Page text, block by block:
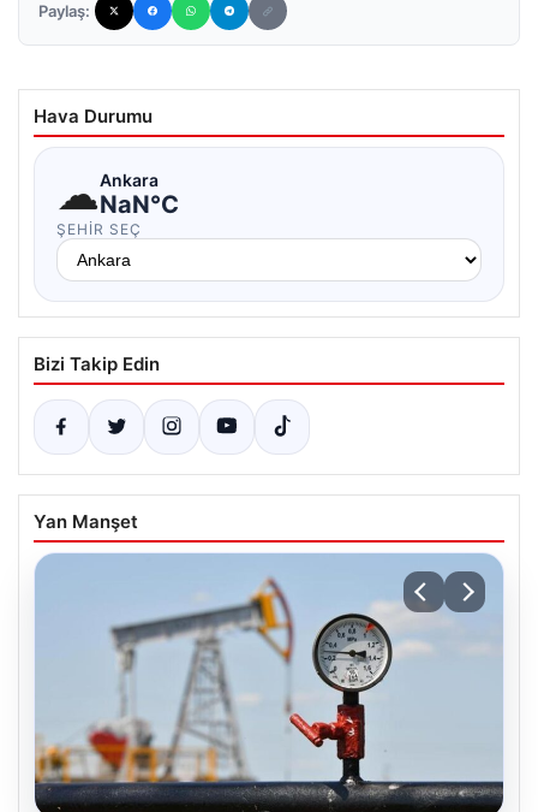
Paylaş:
Hava Durumu
☁Ankara
NaN°C
ŞEHIR SEÇ
Bizi Takip Edin
Yan Manşet